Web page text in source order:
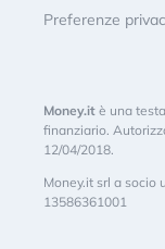
Preferenze
Money.it è una
finanziario.
12/04/2018.
Money.it srl a socio
13586361001